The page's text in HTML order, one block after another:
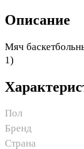
Описание
Мяч
1)
Пол
Бренд
Страна